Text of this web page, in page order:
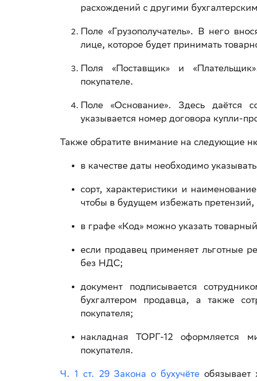
расхождений с другими
Поле «Грузополучатель». В него
лице, которое будет принимать
Поля «Поставщик» и
покупателе.
Поле «Основание». Здесь даётся
указывается номер договора купли-
Также обратите внимание на следующие
в качестве даты необходимо
сорт, характеристики и
чтобы в будущем избежать претензий,
в графе «Код» можно указать
если продавец применяет льготные
без НДС;
документ подписывается
бухгалтером продавца, а также
покупателя;
накладная ТОРГ-12
покупателя.
Ч. 1 ст. 29 Закона о бухучёте обязывает